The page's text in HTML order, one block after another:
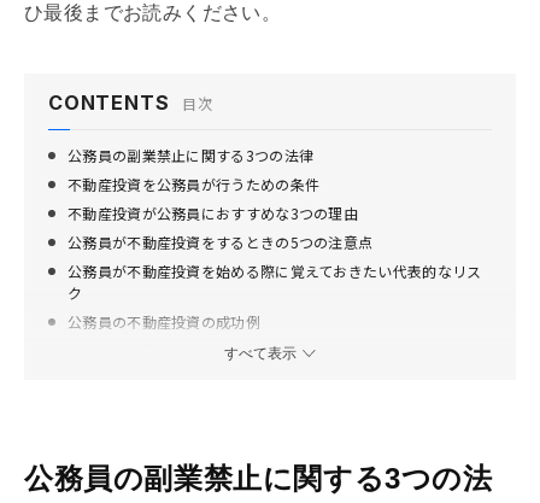
ひ最後までお読みください。
CONTENTS 目次
公務員の副業禁止に関する3つの法律
不動産投資を公務員が行うための条件
不動産投資が公務員におすすめな3つの理由
公務員が不動産投資をするときの5つの注意点
公務員が不動産投資を始める際に覚えておきたい代表的なリス
ク
公務員の不動産投資の成功例
公務員の不動産投資でよくある質問
すべて表示
公務員の副業禁止に関する3つの法